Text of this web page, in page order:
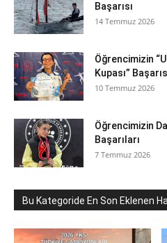
Başarısı
14 Temmuz 2026
Öğrencimizin
Kupası”
10 Temmuz 2026
Öğrencimizin
Başarıları
7 Temmuz 2026
Bu Kategoride En Son Eklenen